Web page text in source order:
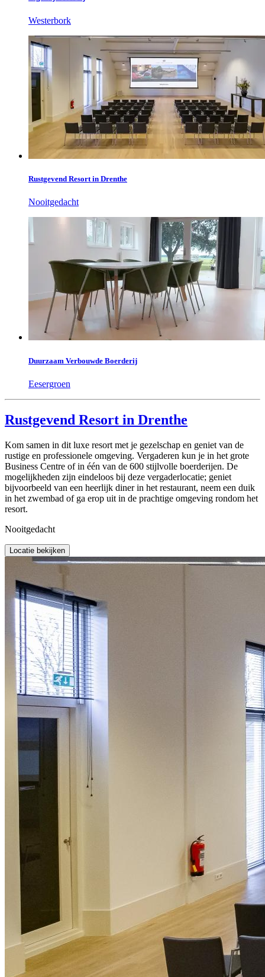
Westerbork
Rustgevend Resort in Drenthe
Nooitgedacht
Duurzaam Verbouwde Boerderij
Eesergroen
Rustgevend Resort in Drenthe
Kom samen in dit luxe resort met je gezelschap en geniet van de
rustige en professionele omgeving. Vergaderen kun je in het grote
Business Centre of in één van de 600 stijlvolle boerderijen. De
mogelijkheden zijn eindeloos bij deze vergaderlocatie; geniet
bijvoorbeeld van een heerlijk diner in het restaurant, neem een duik
in het zwembad of ga erop uit in de prachtige omgeving rondom het
resort.
Nooitgedacht
Locatie bekijken